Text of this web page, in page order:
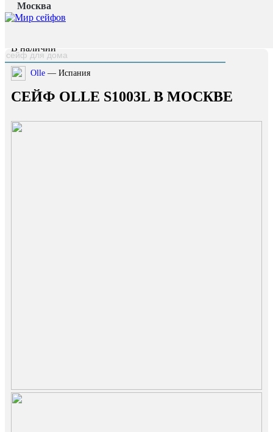
Москва
Главная страница
Каталог /
В наличии
Olle — Испания
СЕЙФ OLLE S1003L В МОСКВЕ